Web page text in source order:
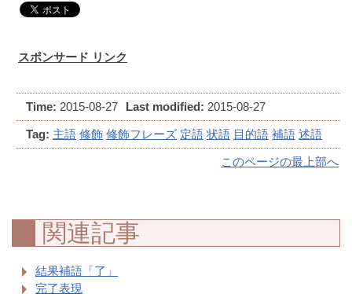
スポンサード リンク
Time: 2015-08-27 Last modified: 2015-08-27
Tag: 主語 修飾 修飾フレーズ 定語 状語 目的語 補語 述語
このページの最上部へ
関連記事
結果補語「了」
完了表現